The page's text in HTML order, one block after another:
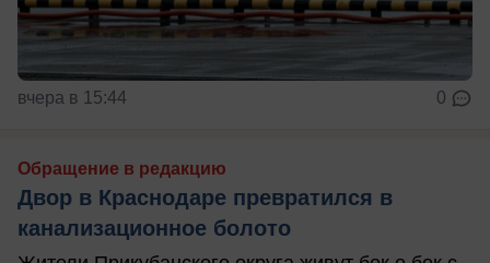
вчера в 15:44 0
Обращение в редакцию
Двор в Краснодаре превратился в
канализационное болото